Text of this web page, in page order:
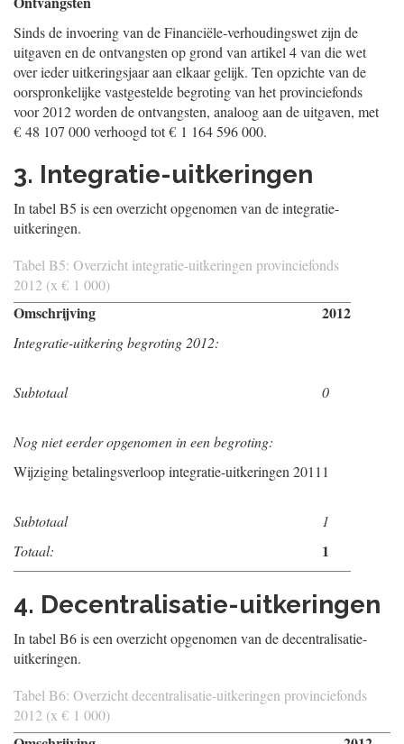
Sinds de invoering van de Financiële-verhoudingswet zijn de
uitgaven en de ontvangsten op grond van artikel 4 van die wet
over ieder uitkeringsjaar aan elkaar gelijk. Ten opzichte van de
oorspronkelijke vastgestelde begroting van het provinciefonds
voor 2012 worden de ontvangsten, analoog aan de uitgaven, met
€ 48 107 000 verhoogd tot € 1 164 596 000.
3. Integratie-uitkeringen
In tabel B5 is een overzicht opgenomen van de integratie-
uitkeringen.
Tabel B5: Overzicht integratie-uitkeringen provinciefonds
2012 (x € 1 000)
Omschrijving 2012
Integratie-uitkering begroting 2012:
Subtotaal 0
Nog niet eerder opgenomen in een begroting:
Wijziging betalingsverloop integratie-uitkeringen 2011 1
Subtotaal
1
Totaal:
1
4. Decentralisatie-uitkeringen
In tabel B6 is een overzicht opgenomen van de decentralisatie-
uitkeringen.
Tabel B6: Overzicht decentralisatie-uitkeringen provinciefonds
2012 (x € 1 000)